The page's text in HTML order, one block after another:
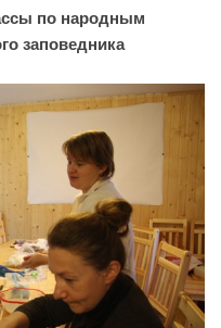
по народным
заповедника